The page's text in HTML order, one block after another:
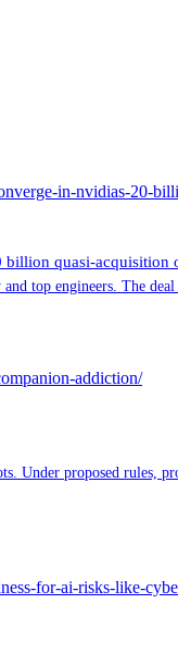
in-nvidias-20-
billion quasi-acquisition
top engineers. The
addiction/
Under proposed rules,
for-ai-risks-like-